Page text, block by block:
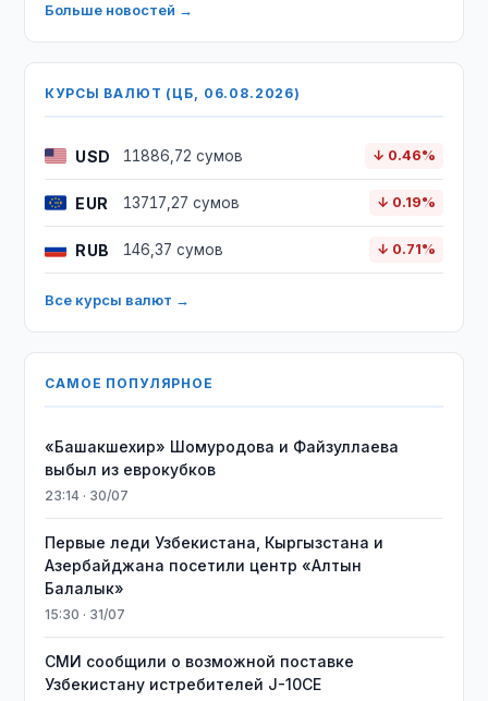
Больше новостей →
КУРСЫ ВАЛЮТ (ЦБ, 06.08.2026)
USD 11886,72 сумов ↓ 0.46%
EUR 13717,27 сумов ↓ 0.19%
RUB 146,37 сумов ↓ 0.71%
Все курсы валют →
САМОЕ ПОПУЛЯРНОЕ
«Башакшехир» Шомуродова и Файзуллаева
выбыл из еврокубков
23:14 · 30/07
Первые леди Узбекистана, Кыргызстана и
Азербайджана посетили центр «Алтын
Балалык»
15:30 · 31/07
СМИ сообщили о возможной поставке
Узбекистану истребителей J-10CE